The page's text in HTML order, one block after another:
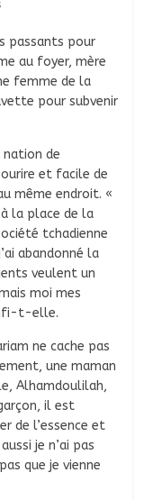
passants pour
au foyer, mère
femme de la
pour subvenir
nation de
et facile de
même endroit. «
la place de la
tchadienne
abandonné la
veulent un
moi mes
t-elle.
ne cache pas
une maman
Alhamdoulilah,
il est
de l’essence et
je n’ai pas
que je vienne